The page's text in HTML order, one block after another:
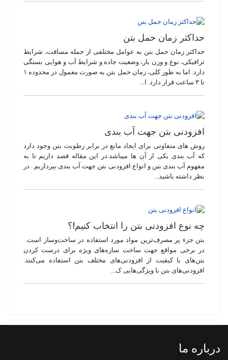
حداکثر زمان حمل بتن
حداکثر زمان حمل بتن به عوامل مختلفی از جمله مسافت، شرایط
ترافیکی، نوع و وزن بار، وضعیت جاده و شرایط آب و هوایی بستگی
دارد. اما به طور کلی، زمان حمل بتن به صورت معمول در محدوده ۱
تا ۳ ساعت قرار دارد. ا...
افزودنی بتن جهت آب بندی
روش های متفاوتی برای ایجاد مانع در برابر رطوبت بتن وجود دارد
که آب بندی یکی از آن ها میباشد.در این مقاله قصد داریم تا به
مفهوم آب بندی بتن و انواع افزودنی بتن جهت آب بندی بپردازیم . در
نظر داشته باشید...
چه نوع افزودنی بتن را انتخاب کنیم!؟
بتن جزء پر مصرف‌ترین مواد مورد استفاده در ساخت‌وساز است.
در برخی مواقع جهت ساخت سازه‌های ویژه برای درست کردن
بتن‌های با کیفیت از افزودنی‌های مختلف بتن استفاده می‌کنند.
افزودنی‌های بتن با ویژگی‌هایی ک...
درباره ما